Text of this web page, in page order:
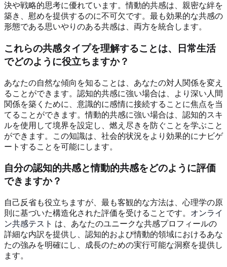
決や戦略的思考に優れています。情動的共感は、親密な絆を
築き、慰めを提供するのに不可欠です。最も効果的な共感の
形態である思いやりのある共感は、両方を統合します。
これらの共感タイプを理解することは、日常生活
でどのように役立ちますか？
あなたの自然な傾向を知ることは、あなたの対人関係を変え
ることができます。認知的共感に強い場合は、より深い人間
関係を築くために、意識的に感情に接続することに焦点を当
てることができます。情動的共感に強い場合は、認知的スキ
ルを使用して境界を設定し、燃え尽きを防ぐことを学ぶこと
ができます。この知識は、社会的状況をより効果的にナビゲ
ートすることを可能にします。
自分の認知的共感と情動的共感をどのように評価
できますか？
自己反省も役立ちますが、最も客観的な方法は、心理学の原
則に基づいた構造化された評価を受けることです。 オンライ
ン共感テスト は、あなたのユニークな共感プロフィールの
詳細な内訳を提供し、認知的および情動的領域におけるあな
たの強みを明確にし、成長のための実行可能な洞察を提供し
ます。